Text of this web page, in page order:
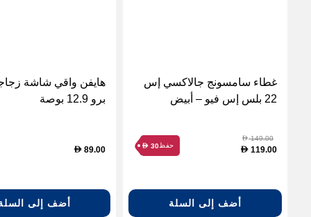
غطاء سامسونج جالاكسي إس
22 بلس إس فيو – أبيض
D149.00
D 119.00 حفظ D 30
أضف إلى السلة
هايفن واقي شاشة
برو 12.9 بوصة
D 89.00
أضف إلى